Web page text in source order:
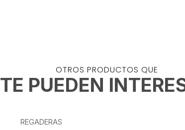
OTROS PRODUCTOS QUE
TE PUEDEN
REGADERAS